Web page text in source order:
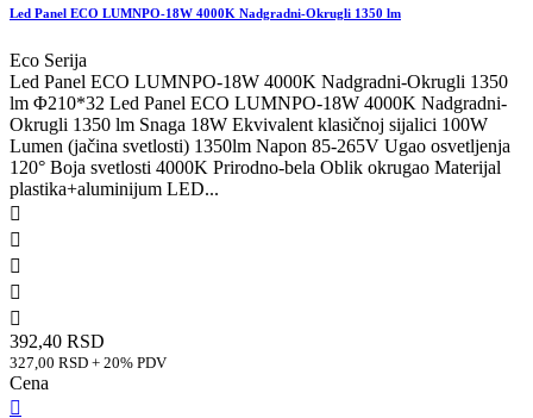
Led Panel ECO LUMNPO-18W 4000K Nadgradni-Okrugli 1350 lm
Eco Serija
Led Panel ECO LUMNPO-18W 4000K Nadgradni-Okrugli 1350
lm Φ210*32 Led Panel ECO LUMNPO-18W 4000K Nadgradni-
Okrugli 1350 lm Snaga 18W Ekvivalent klasičnoj sijalici 100W
Lumen (jačina svetlosti) 1350lm Napon 85-265V Ugao osvetljenja
120° Boja svetlosti 4000K Prirodno-bela Oblik okrugao Materijal
plastika+aluminijum LED...





392,40 RSD
327,00 RSD + 20% PDV
Cena
